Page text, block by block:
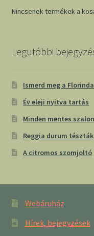
Nincsenek termékek a
Legutóbbi
Ismerd meg a
Év eleji nyitva tartás
Minden mentes
Reggia durum tészták
A citromos szomjoltó
Webáruház
Hírek, bejegyzések